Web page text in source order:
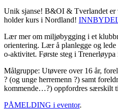
Unik sjanse! B&OI & Tverlandet er
holder kurs i Nordland!
Lær mer om miljøbygging i et
orientering. Lær å planlegge og
o-aktivitet. Første steg i
Målgruppe: Utøvere over 16 år,
? (og unge herremenn ?) samt
kommende…?) oppfordres særskilt
PÅMELDING i eventor.